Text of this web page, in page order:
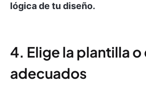
lógica de tu diseño.
4. Elige la plantilla o
adecuados